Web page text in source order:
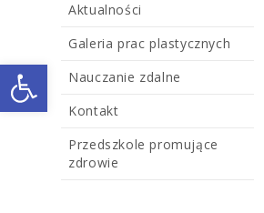
Open toolbar
Aktualności
Galeria prac plastycznych
Nauczanie zdalne
Kontakt
Przedszkole promujące
zdrowie